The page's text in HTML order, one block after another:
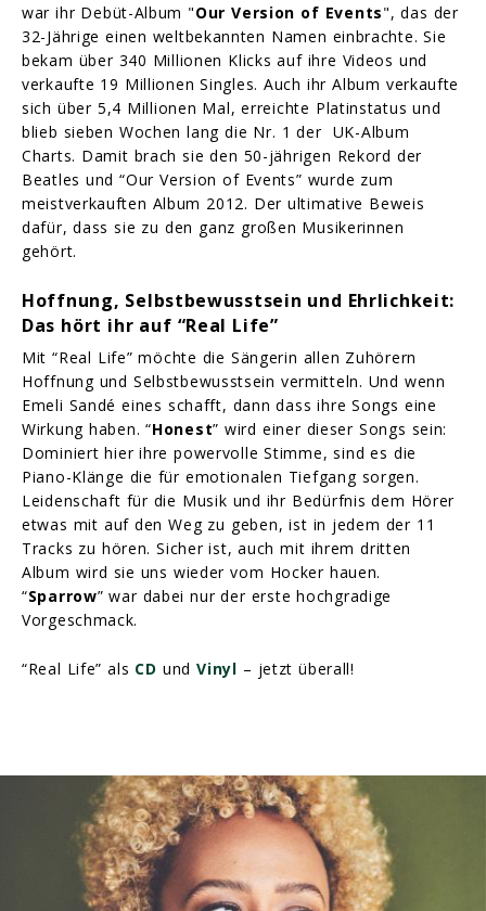
war ihr Debüt-Album "Our Version of Events", das der
32-Jährige einen weltbekannten Namen einbrachte. Sie
bekam über 340 Millionen Klicks auf ihre Videos und
verkaufte 19 Millionen Singles. Auch ihr Album verkaufte
sich über 5,4 Millionen Mal, erreichte Platinstatus und
blieb sieben Wochen lang die Nr. 1 der UK-Album
Charts. Damit brach sie den 50-jährigen Rekord der
Beatles und “Our Version of Events” wurde zum
meistverkauften Album 2012. Der ultimative Beweis
dafür, dass sie zu den ganz großen Musikerinnen
gehört.
Hoffnung, Selbstbewusstsein und Ehrlichkeit:
Das hört ihr auf “Real Life”
Mit “Real Life” möchte die Sängerin allen Zuhörern
Hoffnung und Selbstbewusstsein vermitteln. Und wenn
Emeli Sandé eines schafft, dann dass ihre Songs eine
Wirkung haben. “Honest” wird einer dieser Songs sein:
Dominiert hier ihre powervolle Stimme, sind es die
Piano-Klänge die für emotionalen Tiefgang sorgen.
Leidenschaft für die Musik und ihr Bedürfnis dem Hörer
etwas mit auf den Weg zu geben, ist in jedem der 11
Tracks zu hören. Sicher ist, auch mit ihrem dritten
Album wird sie uns wieder vom Hocker hauen.
“Sparrow” war dabei nur der erste hochgradige
Vorgeschmack.
“Real Life” als CD undVinyl – jetzt überall!